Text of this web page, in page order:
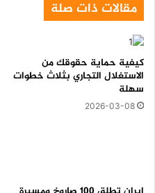
مقالات ذات صلة
كيفية حماية حقوقك من
الاستغلال التجاري بثلاث خطوات
سهلة
2026-03-08